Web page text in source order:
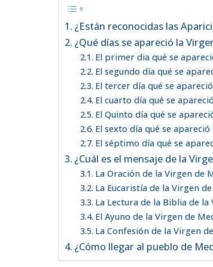
¿Están reconocidas las
¿Qué días se apareció la
El primer dia qué se
El segundo día qué se
El tercer día qué se
El cuarto día qué se
El Quinto día qué se
El sexto día qué se
El séptimo día qué se
¿Cuál es el mensaje de la
La Oración de la Virgen de
La Eucaristía de la Virgen
La Lectura de la Biblia de
El Ayuno de la Virgen de
La Confesión de la Virgen
¿Cómo llegar al pueblo de